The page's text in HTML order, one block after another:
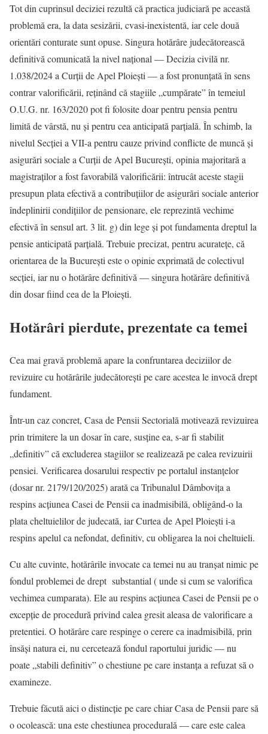
Tot din cuprinsul deciziei rezultă că practica judiciară pe această
problemă era, la data sesizării, cvasi-inexistentă, iar cele două
orientări conturate sunt opuse. Singura hotărâre judecătorească
definitivă comunicată la nivel național — Decizia civilă nr.
1.038/2024 a Curții de Apel Ploiești — a fost pronunțată în sens
contrar valorificării, reținând că stagiile „cumpărate” în temeiul
O.U.G. nr. 163/2020 pot fi folosite doar pentru pensia pentru
limită de vârstă, nu și pentru cea anticipată parțială. În schimb, la
nivelul Secției a VII-a pentru cauze privind conflicte de muncă și
asigurări sociale a Curții de Apel București, opinia majoritară a
magistraților a fost favorabilă valorificării: întrucât aceste stagii
presupun plata efectivă a contribuțiilor de asigurări sociale anterior
îndeplinirii condițiilor de pensionare, ele reprezintă vechime
efectivă în sensul art. 3 lit. g) din lege și pot fundamenta dreptul la
pensie anticipată parțială. Trebuie precizat, pentru acuratețe, că
orientarea de la București este o opinie exprimată de colectivul
secției, iar nu o hotărâre definitivă — singura hotărâre definitivă
din dosar fiind cea de la Ploiești.
Hotărâri pierdute, prezentate ca temei
Cea mai gravă problemă apare la confruntarea deciziilor de
revizuire cu hotărârile judecătorești pe care acestea le invocă drept
fundament.
Într-un caz concret, Casa de Pensii Sectorială motivează revizuirea
prin trimitere la un dosar în care, susține ea, s-ar fi stabilit
„definitiv” că excluderea stagiilor se realizează pe calea revizuirii
pensiei. Verificarea dosarului respectiv pe portalul instanțelor
(dosar nr. 2179/120/2025) arată ca Tribunalul Dâmbovița a
respins acțiunea Casei de Pensii ca inadmisibilă, obligând-o la
plata cheltuielilor de judecată, iar Curtea de Apel Ploiești i-a
respins apelul ca nefondat, definitiv, cu obligarea la noi cheltuieli.
Cu alte cuvinte, hotărârile invocate ca temei nu au tranșat nimic pe
fondul problemei de drept substantial ( unde si cum se valorifica
vechimea cumparata). Ele au respins acțiunea Casei de Pensii pe o
excepție de procedură privind calea gresit aleasa de valorificare a
pretentiei. O hotărâre care respinge o cerere ca inadmisibilă, prin
însăși natura ei, nu cercetează fondul raportului juridic — nu
poate „stabili definitiv” o chestiune pe care instanța a refuzat să o
examineze.
Trebuie făcută aici o distincție pe care chiar Casa de Pensii pare să
o ocolească: una este chestiunea procedurală — care este calea